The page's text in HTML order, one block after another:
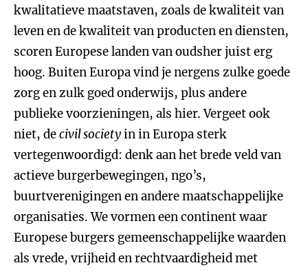
kwalitatieve maatstaven, zoals de kwaliteit van
leven en de kwaliteit van producten en diensten,
scoren Europese landen van oudsher juist erg
hoog. Buiten Europa vind je nergens zulke goede
zorg en zulk goed onderwijs, plus andere
publieke voorzieningen, als hier. Vergeet ook
niet, decivil societyin in Europa sterk
vertegenwoordigd: denk aan het brede veld van
actieve burgerbewegingen, ngo’s,
buurtverenigingen en andere maatschappelijke
organisaties. We vormen een continent waar
Europese burgers gemeenschappelijke waarden
als vrede, vrijheid en rechtvaardigheid met